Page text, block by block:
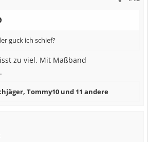
guck ich schief?
zu viel. Mit Maßband
, Tommy10 und 11 andere